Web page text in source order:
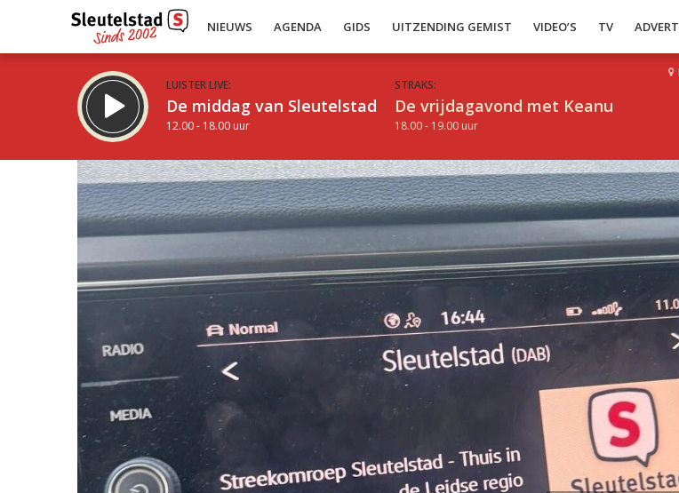
NIEUWS AGENDA GIDS UITZENDING GEMIST VIDEO’S TV
LUISTER LIVE:
De middag van Sleutelstad
12.00 - 18.00 uur
STRAKS:
De vrijdagavond met Keanu
18.00 - 19.00 uur